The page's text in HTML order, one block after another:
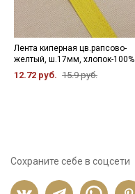
Лента киперная цв.рапсово-
желтый, ш.17мм, хлопок-100%
12.72 руб. 15.9 руб.
Сохраните себе в соцсети